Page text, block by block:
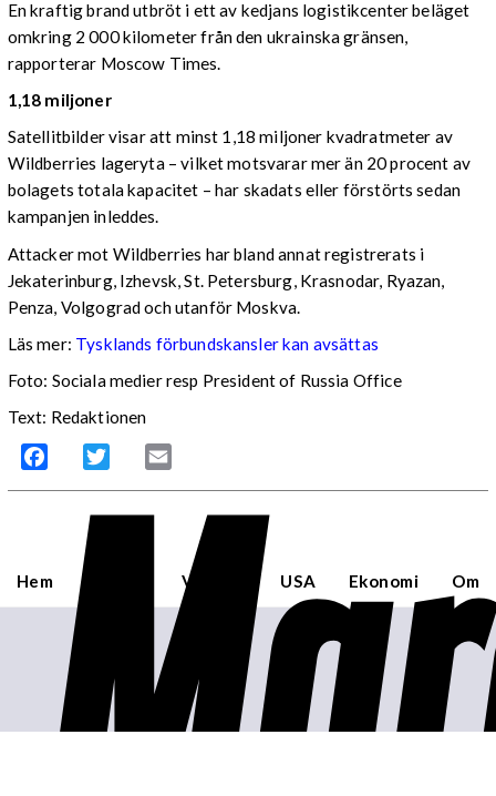
En kraftig brand utbröt i ett av kedjans logistikcenter beläget
omkring 2 000 kilometer från den ukrainska gränsen,
rapporterar Moscow Times.
1,18 miljoner
Satellitbilder visar att minst 1,18 miljoner kvadratmeter av
Wildberries lageryta – vilket motsvarar mer än 20 procent av
bolagets totala kapacitet – har skadats eller förstörts sedan
kampanjen inleddes.
Attacker mot Wildberries har bland annat registrerats i
Jekaterinburg, Izhevsk, St. Petersburg, Krasnodar, Ryazan,
Penza, Volgograd och utanför Moskva.
Läs mer: Tysklands förbundskansler kan avsättas
Foto: Sociala medier resp President of Russia Office
Text: Redaktionen
Facebook Twitter
Hem Världen USA Ekonomi Om